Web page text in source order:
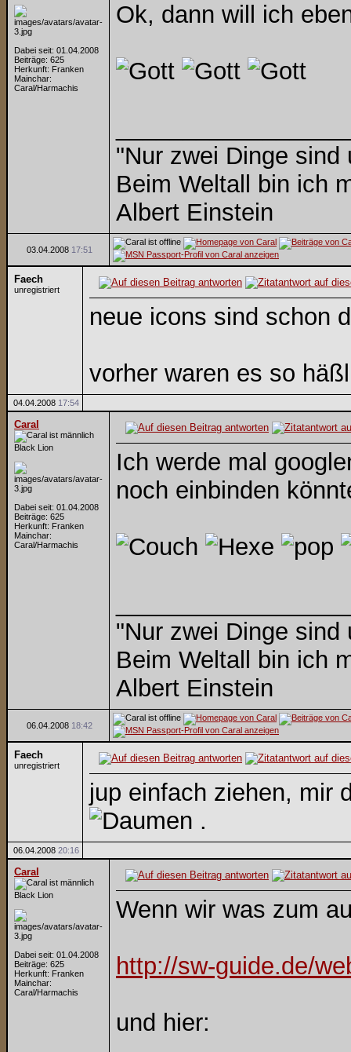
Dabei seit: 01.04.2008
Beiträge: 625
Herkunft: Franken
Mainchar:
Caral/Harmachis
Ok, dann will ich
"Nur zwei Dinge
Beim Weltall bin ich
Albert Einstein
03.04.2008 17:51
Faech
unregistriert
neue icons sind schon
vorher waren es so
04.04.2008 17:54
Caral
Black Lion
Dabei seit: 01.04.2008
Beiträge: 625
Herkunft: Franken
Mainchar:
Caral/Harmachis
Ich werde mal
noch einbinden
"Nur zwei Dinge
Beim Weltall bin ich
Albert Einstein
06.04.2008 18:42
Faech
unregistriert
jup einfach ziehen, mir
.
06.04.2008 20:16
Caral
Black Lion
Dabei seit: 01.04.2008
Beiträge: 625
Herkunft: Franken
Mainchar:
Caral/Harmachis
Wenn wir was zum
http://sw-guide.de/
und hier: